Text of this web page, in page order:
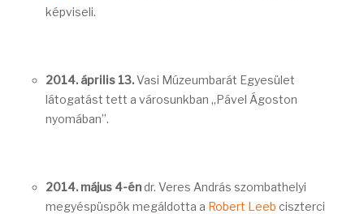
képviseli.
2014. április 13.Vasi Múzeumbarát Egyesület
látogatást tett a városunkban „Pável Ágoston
nyomában”.
2014. május 4-éndr. Veres András szombathelyi
megyéspüspök megáldotta a Robert Leeb ciszterci